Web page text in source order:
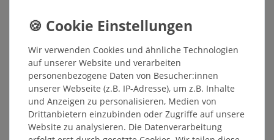
In den Warenkorb
inkl. ges. MwSt. zzgl. Versandkosten
Broil King Premium Schutzhülle
Regal 500er, Imperial 500er
139,90 € *
In den Warenkorb
Wir verwenden Cookies und ähnliche Technologien
auf unserer Website und verarbeiten
personenbezogene Daten von Besucher:innen
unserer Webseite (z.B. IP-Adresse), um z.B. Inhalte
und Anzeigen zu personalisieren, Medien von
Drittanbietern einzubinden oder Zugriffe auf unsere
Website zu analysieren. Die Datenverarbeitung